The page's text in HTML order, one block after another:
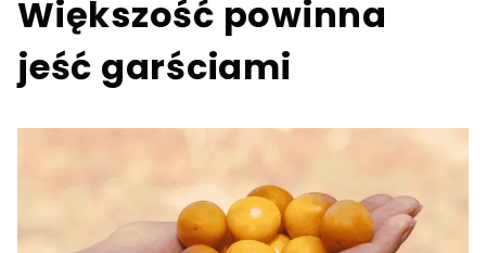
Większość powinna
jeść garściami